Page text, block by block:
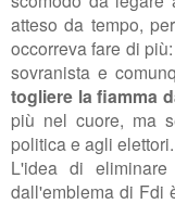
atteso da tempo,
occorreva fare di
sovranista e
togliere la fiamma
più nel cuore, ma
politica e agli elettori.
L'idea di
dall'emblema di Fdi